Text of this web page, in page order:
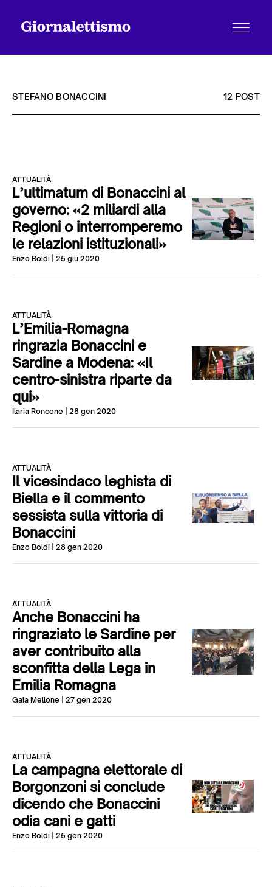
Chi siamo
Contatti
STEFANO BONACCINI 12 POST
ATTUALITÀ
L’ultimatum di Bonaccini al
governo: «2 miliardi alla
Regioni o interromperemo
le relazioni istituzionali»
Enzo Boldi | 25 giu 2020
ATTUALITÀ
L’Emilia-Romagna
ringrazia Bonaccini e
Sardine a Modena: «Il
centro-sinistra riparte da
qui»
Ilaria Roncone | 28 gen 2020
ATTUALITÀ
Il vicesindaco leghista di
Biella e il commento
sessista sulla vittoria di
Bonaccini
Enzo Boldi | 28 gen 2020
ATTUALITÀ
Anche Bonaccini ha
ringraziato le Sardine per
aver contribuito alla
sconfitta della Lega in
Emilia Romagna
Gaia Mellone | 27 gen 2020
ATTUALITÀ
La campagna elettorale di
Borgonzoni si conclude
dicendo che Bonaccini
odia cani e gatti
Enzo Boldi | 25 gen 2020